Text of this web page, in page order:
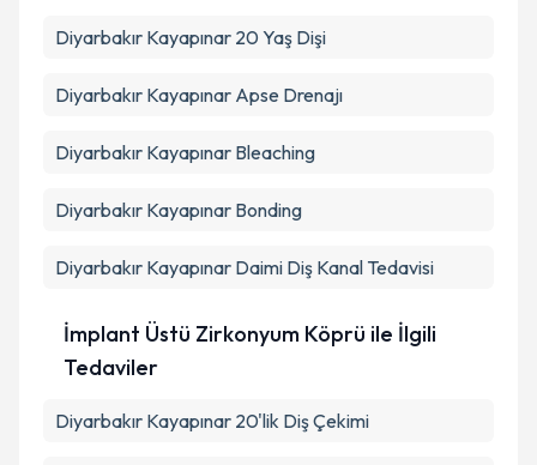
Diyarbakır Kayapınar 20 Yaş Dişi
Diyarbakır Kayapınar Apse Drenajı
Diyarbakır Kayapınar Bleaching
Diyarbakır Kayapınar Bonding
Diyarbakır Kayapınar Daimi Diş Kanal Tedavisi
İmplant Üstü Zirkonyum Köprü ile İlgili
Tedaviler
Diyarbakır Kayapınar 20'lik Diş Çekimi